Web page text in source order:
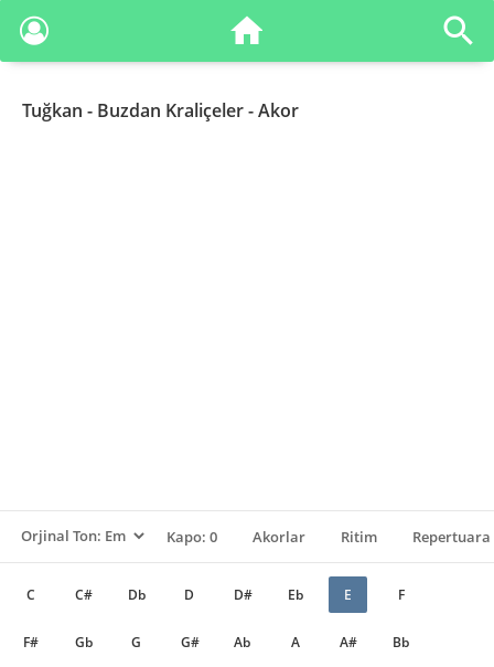
Tuğkan - Buzdan Kraliçeler - Akor
Kapo: 0 Akorlar Ritim Repertuara
C C# Db D D# Eb E F
F# Gb G G# Ab A A# Bb